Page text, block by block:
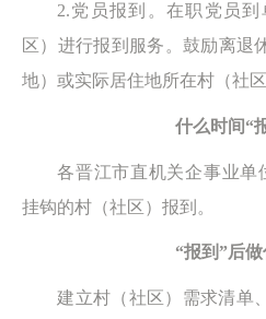
2.党员报到。在职党员
区）进行报到服务。鼓励离退
地）或实际居住地所在村（社
什么时间“
各晋江市直机关企事业单
挂钩的村（社区）报到。
“报到”后做
建立村（社区）需求清单